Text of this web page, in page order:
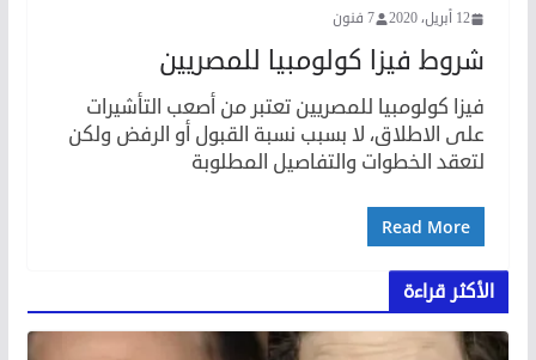
12 أبريل، 2020 7 فنون
شروط فيزا كولومبيا للمصريين
فيزا كولومبيا للمصريين تعتبر من أصعب التأشيرات
على الاطلاق، لا بسبب نسبة القبول أو الرفض ولكن
لتعقد الخطوات والتفاصيل المطلوبة
Read More
الأكثر قراءة